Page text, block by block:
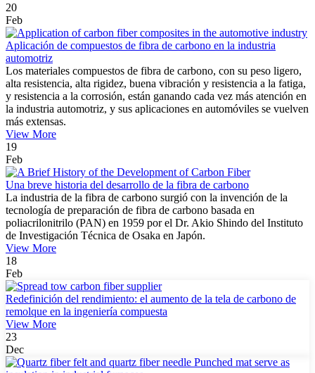
20
Feb
Aplicación de compuestos de fibra de carbono en la industria
automotriz
Los materiales compuestos de fibra de carbono, con su peso ligero,
alta resistencia, alta rigidez, buena vibración y resistencia a la fatiga,
y resistencia a la corrosión, están ganando cada vez más atención en
la industria automotriz, y sus aplicaciones en automóviles se vuelven
más extensas.
View More
19
Feb
Una breve historia del desarrollo de la fibra de carbono
La industria de la fibra de carbono surgió con la invención de la
tecnología de preparación de fibra de carbono basada en
poliacrilonitrilo (PAN) en 1959 por el Dr. Akio Shindo del Instituto
de Investigación Técnica de Osaka en Japón.
View More
18
Feb
Redefinición del rendimiento: el aumento de la tela de carbono de
remolque en la ingeniería compuesta
View More
23
Dec